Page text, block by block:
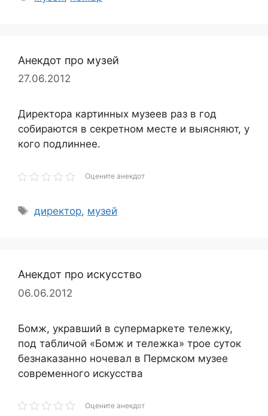
Анекдот про музей
27.06.2012
Директора картинных музеев раз в год
собираются в секретном месте и выясняют, у
кого подлиннее.
Оцените анекдот
Метки
директор, музей
Анекдот про искусство
06.06.2012
Бомж, укравший в супермаркете тележку,
под табличой «Бомж и тележка» трое суток
безнаказанно ночевал в Пермском музее
современного искусства
Оцените анекдот